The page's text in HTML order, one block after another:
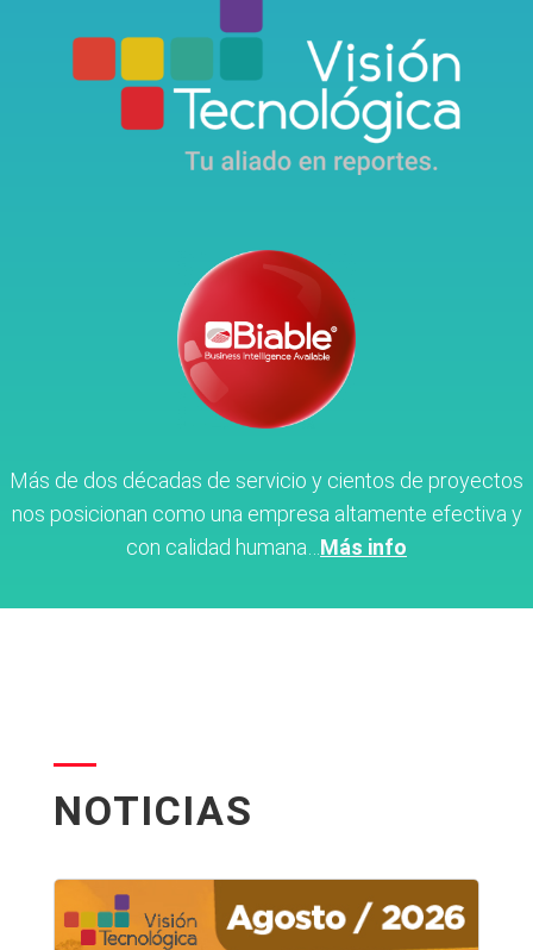
Más de dos décadas de servicio y cientos de proyectos
nos posicionan como una empresa altamente efectiva y
con calidad humana…Más info
NOTICIAS